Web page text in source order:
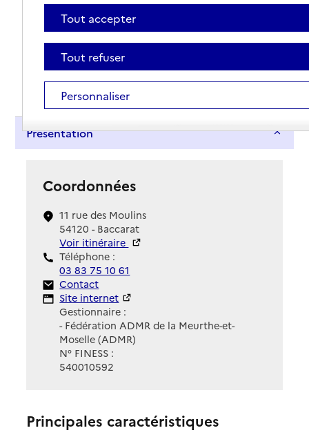
Tout déplier
Présentation
Coordonnées
11 rue des Moulins
54120 - Baccarat
Voir itinéraire
Téléphone :
03 83 75 10 61
Contact
Contact
Site Internet
Site internet
Gestionnaire :
- Fédération ADMR de la Meurthe-et-
Moselle (ADMR)
N° FINESS :
540010592
Principales caractéristiques
Tout accepter
Tout refuser
Personnaliser